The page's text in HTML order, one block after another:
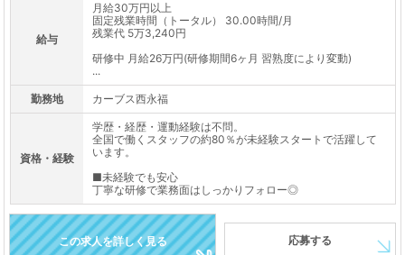
給与
月給30万円以上
固定残業時間（トータル） 30.00時間/月
残業代 5万3,240円
研修中 月給26万円(研修期間6ヶ月 習熟度により変動)
...
勤務地 カーブス西永福
資格・経験
学歴・経歴・運動経験は不問。
全国で働くスタッフの約80％が未経験スタートで活躍して
います。
■未経験でも安心
丁寧な研修で業務面はしっかりフォロー◎
この求人を詳しく見る 応募する